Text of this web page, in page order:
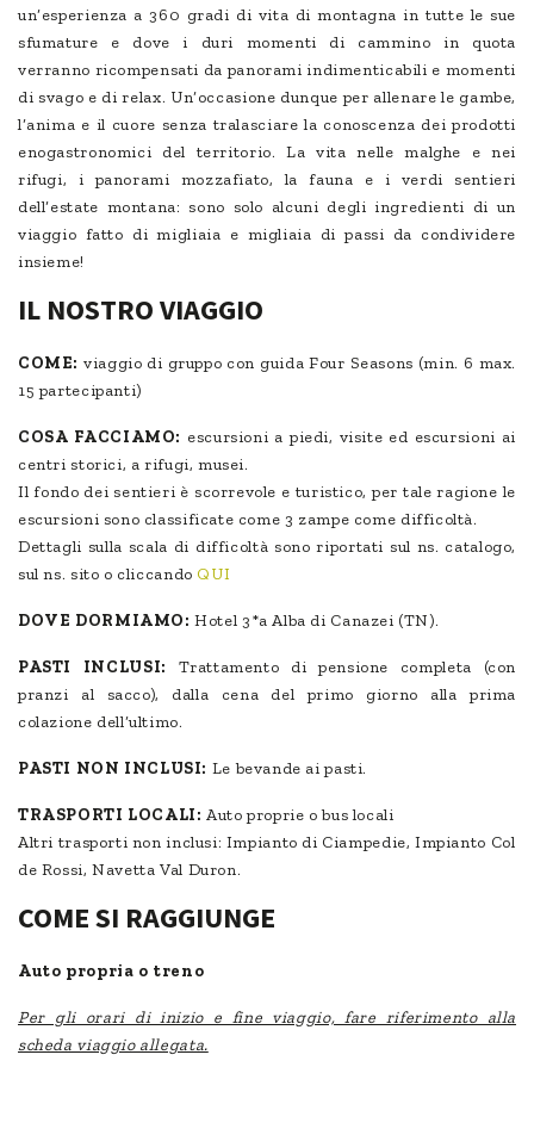
un’esperienza a 360 gradi di vita di montagna in tutte le sue
sfumature e dove i duri momenti di cammino in quota
verranno ricompensati da panorami indimenticabili e momenti
di svago e di relax. Un’occasione dunque per allenare le gambe,
l’anima e il cuore senza tralasciare la conoscenza dei prodotti
enogastronomici del territorio. La vita nelle malghe e nei
rifugi, i panorami mozzafiato, la fauna e i verdi sentieri
dell’estate montana: sono solo alcuni degli ingredienti di un
viaggio fatto di migliaia e migliaia di passi da condividere
insieme!
IL NOSTRO VIAGGIO
COME: viaggio di gruppo con guida Four Seasons (min. 6 max.
15 partecipanti)
COSA FACCIAMO: escursioni a piedi, visite ed escursioni ai
centri storici, a rifugi, musei.
Il fondo dei sentieri è scorrevole e turistico, per tale ragione le
escursioni sono classificate come 3 zampe come difficoltà.
Dettagli sulla scala di difficoltà sono riportati sul ns. catalogo,
sul ns. sito o cliccando QUI
DOVE DORMIAMO: Hotel 3*a Alba di Canazei (TN).
PASTI INCLUSI:
Trattamento di pensione completa (con
pranzi al sacco), dalla cena del primo giorno alla prima
colazione dell’ultimo.
PASTI NON INCLUSI: Le bevande ai pasti.
TRASPORTI LOCALI:Auto proprie o bus locali
Altri trasporti non inclusi: Impianto di Ciampedie, Impianto Col
de Rossi, Navetta Val Duron.
COME SI RAGGIUNGE
Auto propria o treno
Per gli orari di inizio e fine viaggio, fare riferimento alla
scheda viaggio allegata.